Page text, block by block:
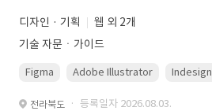
디자인 · 기획
웹 외 2개
기술 자문ㆍ가이드
Figma Adobe Illustrator Indesign
전라북도 · 등록일자 2026.08.03.